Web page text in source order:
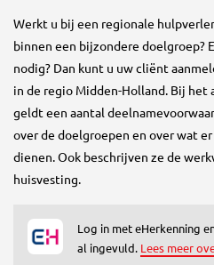
Werkt u bij een regionale
binnen een bijzondere
nodig? Dan kunt u uw cliënt
in de regio Midden-Holland. Bij het
geldt een aantal
over de doelgroepen en over wat
dienen. Ook beschrijven ze de
huisvesting.
Log in met eHerkenning
al ingevuld. Lees meer